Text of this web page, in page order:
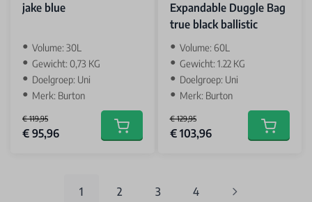
jake blue
Volume: 30L
Gewicht: 0,73 KG
Doelgroep: Uni
Merk: Burton
€ 119,95
Special Price
€ 95,96 Add to cart
Expandable Duggle Bag
true black ballistic
Volume: 60L
Gewicht: 1.22 KG
Doelgroep: Uni
Merk: Burton
€ 129,95
Special Price
€ 103,96 Add to
You're currently reading page
1 Pagina
2 Pagina
3 Pagina
4